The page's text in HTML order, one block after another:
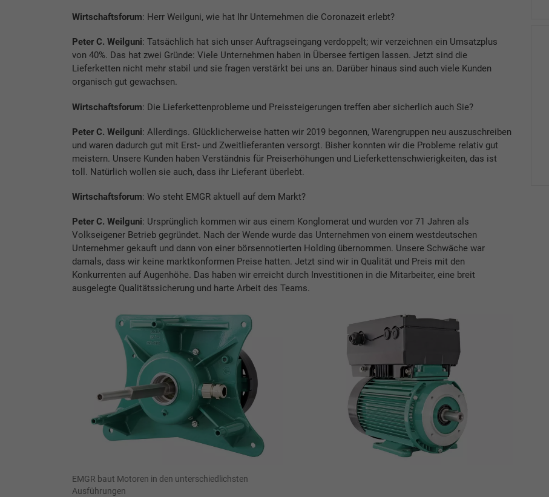
Wirtschaftsforum: Herr Weilguni, wie hat Ihr Unternehmen die Coronazeit erlebt?
Peter C. Weilguni: Tatsächlich hat sich unser Auftragseingang verdoppelt; wir verzeichnen ein Umsatzplus
von 40%. Das hat zwei Gründe: Viele Unternehmen haben in Übersee fertigen lassen. Jetzt sind die
Lieferketten nicht mehr stabil und sie fragen verstärkt bei uns an. Darüber hinaus sind auch viele Kunden
organisch gut gewachsen.
Wirtschaftsforum: Die Lieferkettenprobleme und Preissteigerungen treffen aber sicherlich auch Sie?
Peter C. Weilguni: Allerdings. Glücklicherweise hatten wir 2019 begonnen, Warengruppen neu auszuschreiben
und waren dadurch gut mit Erst- und Zweitlieferanten versorgt. Bisher konnten wir die Probleme relativ gut
meistern. Unsere Kunden haben Verständnis für Preiserhöhungen und Lieferkettenschwierigkeiten, das ist
toll. Natürlich wollen sie auch, dass ihr Lieferant überlebt.
Wirtschaftsforum: Wo steht EMGR aktuell auf dem Markt?
Peter C. Weilguni: Ursprünglich kommen wir aus einem Konglomerat und wurden vor 71 Jahren als
Volkseigener Betrieb gegründet. Nach der Wende wurde das Unternehmen von einem westdeutschen
Unternehmer gekauft und dann von einer börsennotierten Holding übernommen. Unsere Schwäche war
damals, dass wir keine marktkonformen Preise hatten. Jetzt sind wir in Qualität und Preis mit den
Konkurrenten auf Augenhöhe. Das haben wir erreicht durch Investitionen in die Mitarbeiter, eine breit
ausgelegte Qualitätssicherung und harte Arbeit des Teams.
EMGR baut Motoren in den unterschiedlichsten
Ausführungen